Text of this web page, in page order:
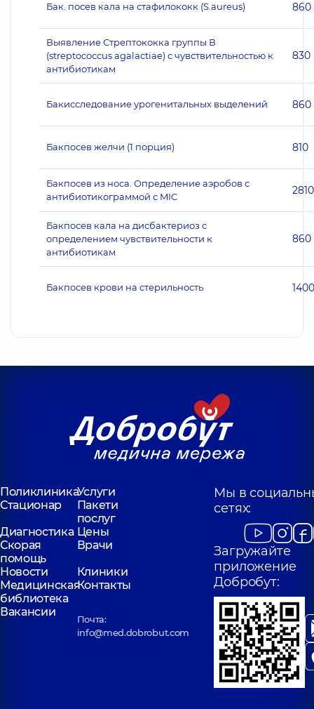
Бак. посев кала на стафилококк (S.aureus) 860
Выявление Стрептококка группы В
(streptococcus agalactiae) с чувствительностью к
антибиотикам
830
Бакисследование урогенитальных выделений 860
Бакпосев желчи (1 порция) 810
Бакпосев из носа. Определение аэробов с
антибиотикограммой с MIC
2810
Бакпосев кала на дисбактериоз с
определением чувствительности к
антибиотикам
860
Бакпосев крови на стерильность 1400
ПоликлиникаУслуги
Стационар
Пакети
послуг
Диагностика Цены
Скорая
помощь
Врачи
Новости
Клиники
Медицинская
библиотека
Контакты
Вакансии
Почта:
info@med.dobrobut.com
Мы в
сетях:
Загружайте
приложение
Добробут: